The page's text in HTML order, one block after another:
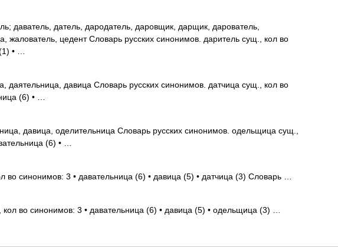
даватель, датель, дародатель, даровщик, дарщик, дарователь,
жалователь, цедент Словарь русских синонимов. даритель сущ., кол во
• …
даятельница, давица Словарь русских синонимов. датчица сущ., кол во
(6) • …
давица, оделительница Словарь русских синонимов. одельщица сущ.,
(6) • …
во синонимов: 3 • давательница (6) • давица (5) • датчица (3) Словарь …
во синонимов: 3 • давательница (6) • давица (5) • одельщица (3) …